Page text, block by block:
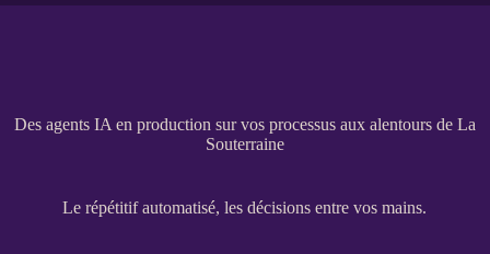
Des agents IA en production sur vos processus aux alentours de La
Souterraine
Le répétitif automatisé, les décisions entre vos mains.